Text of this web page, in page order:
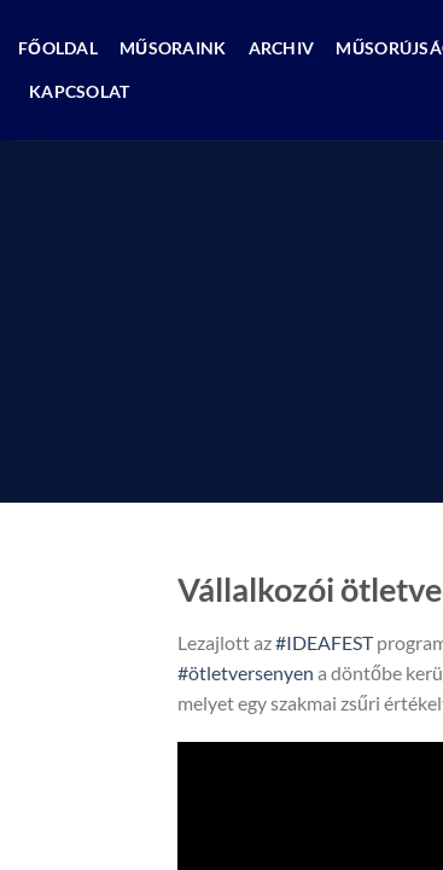
FŐOLDAL MŰSORAINK ARCHIV
KAPCSOLAT
Vállalkozói
Lezajlott az#IDEAFEST
#ötletversenyen a döntőbe
melyet egy szakmai zsűri